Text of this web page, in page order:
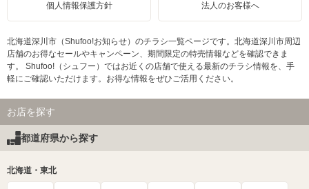
個人情報保護方針 法人のお客様へ
北海道深川市（Shufoo!お知らせ）のチラシ一覧ページです。北海道深川市周辺
店舗のお得なセールやキャンペーン、期間限定の特売情報などを確認できま
す。 Shufoo!（シュフー）ではお近くの店舗で使える最新のチラシ情報を、手
軽にご確認いただけます。お得な情報をぜひご活用ください。
お店を探す
都道府県から探す
北海道・東北